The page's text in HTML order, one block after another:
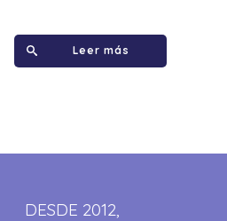
Leer más
DESDE 2012,